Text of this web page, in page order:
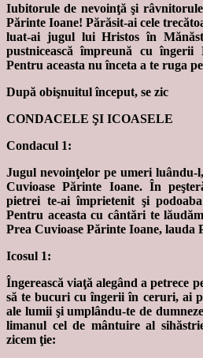
Iubitorule de nevoinţă şi
Părinte Ioane! Părăsit-ai cele
luat-ai jugul lui Hristos în
pustnicească împreună cu
Pentru aceasta nu înceta a te ruga
După obişnuitul început, se zic
CONDACELE ŞI ICOASELE
Condacul 1:
Jugul nevoinţelor pe umeri
Cuvioase Părinte Ioane. În
pietrei te-ai împrietenit şi
Pentru aceasta cu cântări te
Prea Cuvioase Părinte Ioane, lauda
Icosul 1:
Îngerească viaţă alegând a petrece
să te bucuri cu îngerii în ceruri, ai
ale lumii şi umplându-te de
limanul cel de mântuire al
zicem ţie: